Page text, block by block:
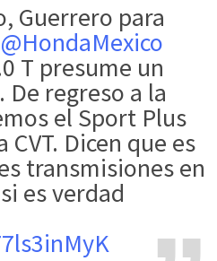
@HondaMexico
T presume un
regreso a la
el Sport Plus
Dicen que es
transmisiones en
es verdad